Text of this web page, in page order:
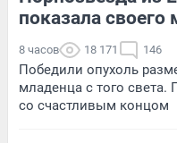
показала
8 часов 18 171 146
Победили опухоль
младенца с того света.
со счастливым концом